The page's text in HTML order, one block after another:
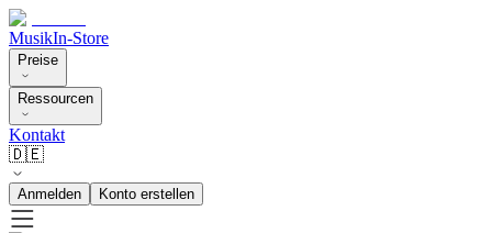
MusikIn-Store
Preise
Ressourcen
Kontakt
🇩🇪
Anmelden Konto erstellen